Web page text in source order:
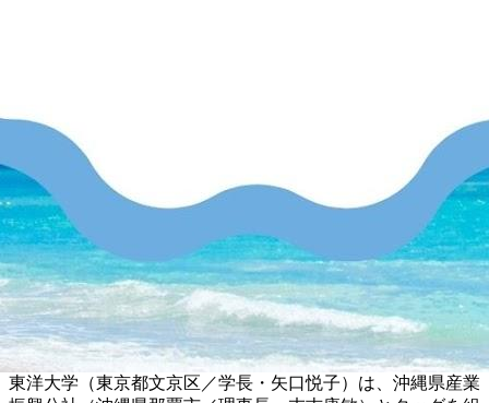
東洋大学（東京都文京区／学長・矢口悦子）は、沖縄県産業